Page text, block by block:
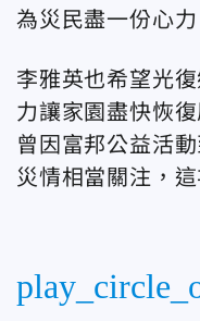
為災民盡一份心力
李雅英也希望光
力讓家園盡快恢
曾因富邦公益活
災情相當關注，